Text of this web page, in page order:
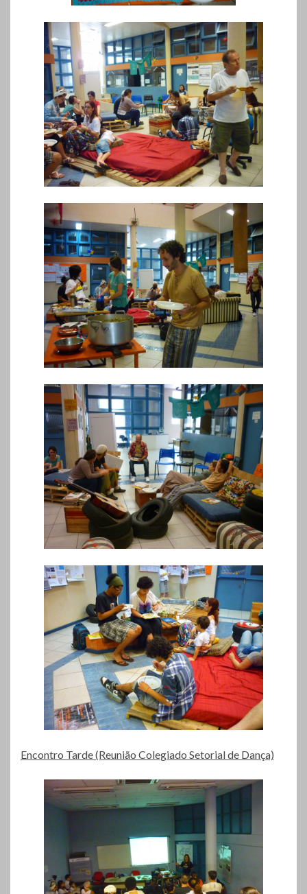
Encontro Tarde (Reunião Colegiado Setorial de Dança)